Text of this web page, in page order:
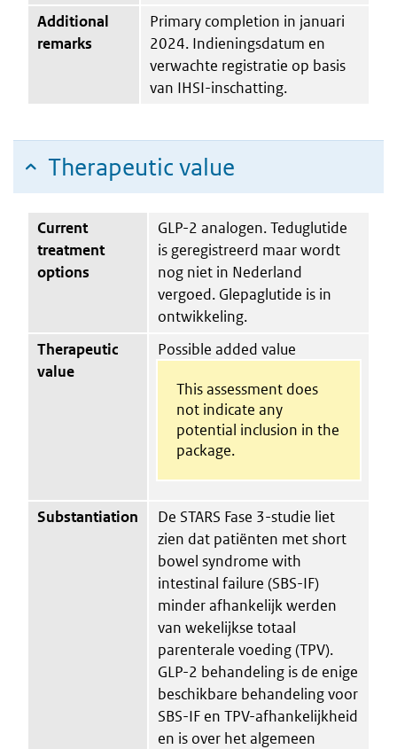
Additional
remarks
Primary completion in januari
2024. Indieningsdatum en
verwachte registratie op basis
van IHSI-inschatting.
Therapeutic value
Current
treatment
options
GLP-2 analogen. Teduglutide
is geregistreerd maar wordt
nog niet in Nederland
vergoed. Glepaglutide is in
ontwikkeling.
Therapeutic
value
Possible added value
This assessment does
not indicate any
potential inclusion in the
package.
Substantiation
De STARS Fase 3-studie liet
zien dat patiënten met short
bowel syndrome with
intestinal failure (SBS-IF)
minder afhankelijk werden
van wekelijkse totaal
parenterale voeding (TPV).
GLP-2 behandeling is de enige
beschikbare behandeling voor
SBS-IF en TPV-afhankelijkheid
en is over het algemeen